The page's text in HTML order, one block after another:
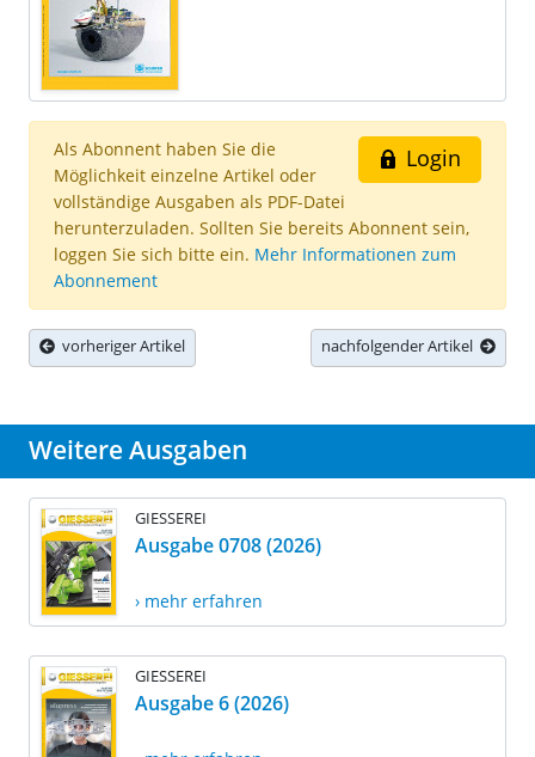
Login
Als Abonnent haben Sie die
Möglichkeit einzelne Artikel oder
vollständige Ausgaben als PDF-Datei
herunterzuladen. Sollten Sie bereits Abonnent sein,
loggen Sie sich bitte ein. Mehr Informationen zum
Abonnement
vorheriger Artikel nachfolgender Artikel
Weitere Ausgaben
GIESSEREI
Ausgabe 0708 (2026)
› mehr erfahren
GIESSEREI
Ausgabe 6 (2026)